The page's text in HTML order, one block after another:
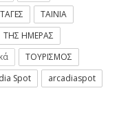
ΤΑΙΝΙΑ
ΤΗΣ ΗΜΕΡΑΣ
ΤΟΥΡΙΣΜΟΣ
Spot
arcadiaspot